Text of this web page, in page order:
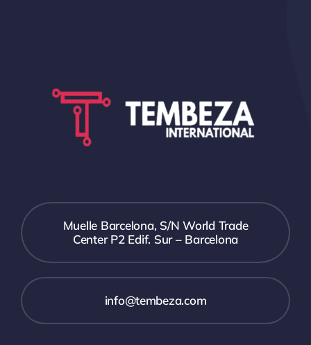
Muelle Barcelona, S/N World Trade
Center P2 Edif. Sur – Barcelona
info@tembeza.com